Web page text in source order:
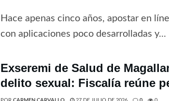
Hace apenas cinco años, apostar en
con aplicaciones poco desarrolladas y...
Exseremi de Salud de
delito sexual: Fiscalía reúne